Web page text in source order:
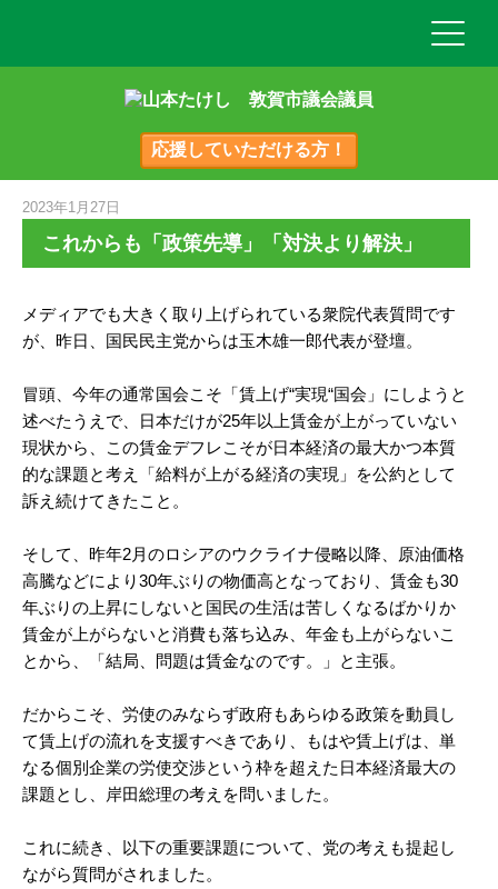
応援していただける方！
2023年1月27日
これからも「政策先導」「対決より解決」
メディアでも大きく取り上げられている衆院代表質問です
が、昨日、国民民主党からは玉木雄一郎代表が登壇。
冒頭、今年の通常国会こそ「賃上げ“実現“国会」にしようと
述べたうえで、日本だけが25年以上賃金が上がっていない
現状から、この賃金デフレこそが日本経済の最大かつ本質
的な課題と考え「給料が上がる経済の実現」を公約として
訴え続けてきたこと。
そして、昨年2月のロシアのウクライナ侵略以降、原油価格
高騰などにより30年ぶりの物価高となっており、賃金も30
年ぶりの上昇にしないと国民の生活は苦しくなるばかりか
賃金が上がらないと消費も落ち込み、年金も上がらないこ
とから、「結局、問題は賃金なのです。」と主張。
だからこそ、労使のみならず政府もあらゆる政策を動員し
て賃上げの流れを支援すべきであり、もはや賃上げは、単
なる個別企業の労使交渉という枠を超えた日本経済最大の
課題とし、岸田総理の考えを問いました。
これに続き、以下の重要課題について、党の考えも提起し
ながら質問がされました。